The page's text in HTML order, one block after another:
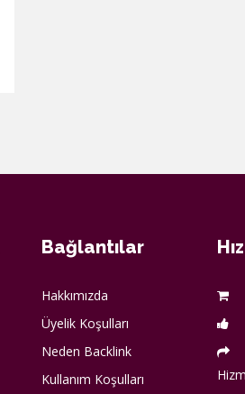
Bağlantılar
Hakkımızda
Üyelik Koşulları
Neden Backlink
Kullanım Koşulları